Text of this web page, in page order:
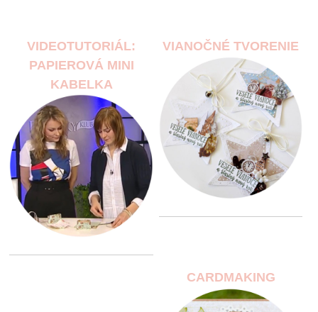
VIDEOTUTORIÁL:
PAPIEROVÁ MINI
KABELKA
VIANOČNÉ TVORENIE
CARDMAKING